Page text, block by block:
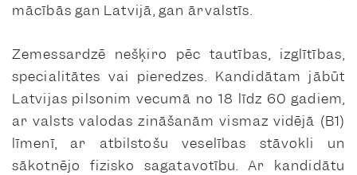
mācībās gan Latvijā, gan ārvalstīs.
Zemessardzē nešķiro pēc tautības, izglītības,
specialitātes vai pieredzes. Kandidātam jābūt
Latvijas pilsonim vecumā no 18 līdz 60 gadiem,
ar valsts valodas zināšanām vismaz vidējā (B1)
līmenī, ar atbilstošu veselības stāvokli un
sākotnējo fizisko sagatavotību. Ar kandidātu